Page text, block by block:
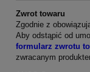
Zwrot towaru
Zgodnie z
Aby odstąpić od
formularz zwrotu
zwracanym